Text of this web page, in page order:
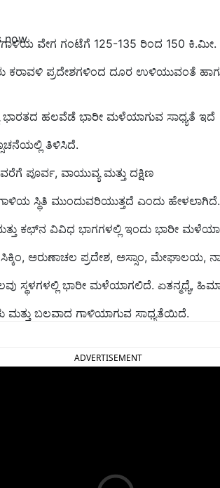
now ವೇಗ ಗಂಟೆಗೆ 125-135 ರಿಂದ 150 ಕಿ.ಮೀ.
ಕರಾವಳಿ ಪ್ರದೇಶಗಳಿಂದ ದೂರ ಉಳಿಯುವಂತೆ
ಹಲವೆಡೆ ಭಾರೀ ಮಳೆಯಾಗುವ ಸಾಧ್ಯತೆ ಇದೆ
ತಿಳಿಸಿದೆ.
ಪೂರ್ವ, ವಾಯುವ್ಯ ಮತ್ತು ದಕ್ಷಿಣ
ಸ್ಥಿತಿ ಮುಂದುವರಿಯುತ್ತದೆ ಎಂದು ಹೇಳಲಾಗಿದೆ.
ಕಛ್‌ನ ವಿವಿಧ ಭಾಗಗಳಲ್ಲಿ ಇಂದು ಭಾರೀ
ಅರುಣಾಚಲ ಪ್ರದೇಶ, ಅಸ್ಸಾಂ, ಮೇಘಾಲಯ,
ಸ್ಥಳಗಳಲ್ಲಿ ಭಾರೀ ಮಳೆಯಾಗಲಿದೆ. ಏತನ್ಮಧ್ಯೆ,
ಮತ್ತು ಬಲವಾದ ಗಾಳಿಯಾಗುವ ಸಾಧ್ಯತೆಯಿದೆ.